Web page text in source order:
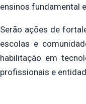
ensinos fundamental
Serão ações de
escolas e
habilitação em
profissionais e